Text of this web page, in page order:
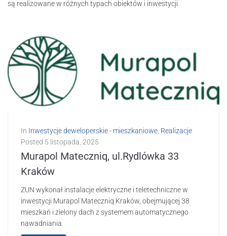
są realizowane w różnych typach obiektów i inwestycji.
In Inwestycje deweloperskie - mieszkaniowe Realizacje
Posted 5 listopada, 2025
Murapol Mateczniq, ul.Rydlówka 33
Kraków
ZUN wykonał instalacje elektryczne i teletechniczne w
inwestycji Murapol Mateczniq Kraków, obejmującej 38
mieszkań i zielony dach z systemem automatycznego
nawadniania.